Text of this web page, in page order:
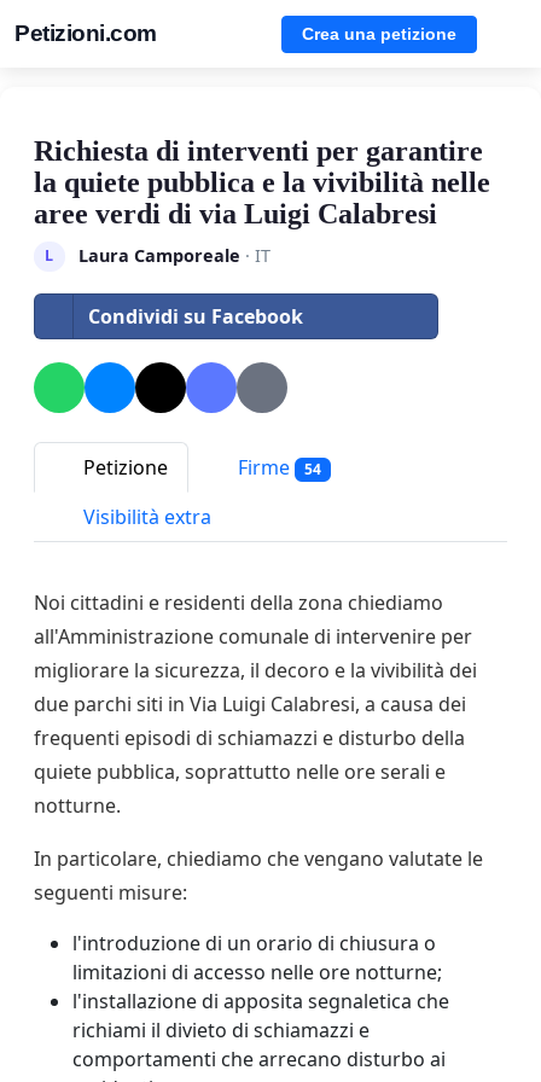
Petizioni.com Crea una petizione
Richiesta di interventi per garantire
la quiete pubblica e la vivibilità nelle
aree verdi di via Luigi Calabresi
L Laura Camporeale · IT
Condividi su Facebook
Petizione Firme 54
Visibilità extra
Noi cittadini e residenti della zona chiediamo
all'Amministrazione comunale di intervenire per
migliorare la sicurezza, il decoro e la vivibilità dei
due parchi siti in Via Luigi Calabresi, a causa dei
frequenti episodi di schiamazzi e disturbo della
quiete pubblica, soprattutto nelle ore serali e
notturne.
In particolare, chiediamo che vengano valutate le
seguenti misure:
l'introduzione di un orario di chiusura o
limitazioni di accesso nelle ore notturne;
l'installazione di apposita segnaletica che
richiami il divieto di schiamazzi e
comportamenti che arrecano disturbo ai